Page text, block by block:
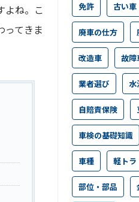
よね。こ
ってきま
免許 古い車
廃車の仕方
改造車 故障
業者選び 水
自賠責保険
車検の基礎知識
車種 軽トラ
部位・部品